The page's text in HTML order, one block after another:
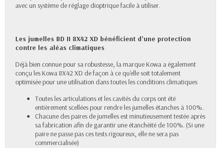
avec un système de réglage dioptrique facile à utiliser.
Les jumelles BD II 8X42 XD bénéficient d’une protection
contre les aléas climatiques
Déjà bien connue pour sa robustesse, la marque Kowa a également
conçu les Kowa 8X42 XD de façon à ce qu'elle soit totalement
optimisée pour une utilisation dans toutes les conditions climatiques
Toutes les articulations et les cavités du corps ont été
entièrement scellées pour rendre les jumelles étanches à 100%.
Chacune des paires de jumelles est minutieusement testée après
sa fabrication afin de garantir une étanchéité de 100%. (Si une
paire ne passe pas ces tests rigoureux, elle ne sera pas
commercialisée)